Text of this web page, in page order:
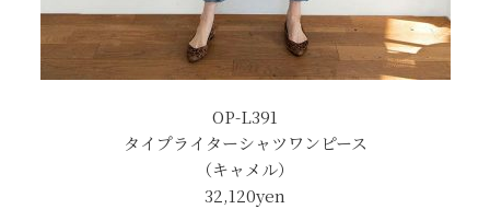
OP-L391
タイプライターシャツワンピース
（キャメル）
32,120yen